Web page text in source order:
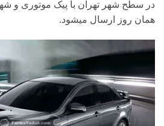
در سطح شهر تهران با پیک موتوری و
همان روز ارسال میشود.